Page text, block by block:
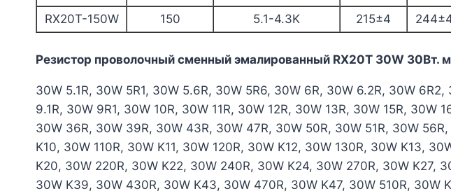
RX20T-150W
150 5.1-4.3K 215±4
Резистор проволочный сменный эмалированный RX20T 30W 30Вт.
30W 5.1R, 30W 5R1, 30W 5.6R, 30W 5R6, 30W 6R, 30W 6.2R, 30W
9.1R, 30W 9R1, 30W 10R, 30W 11R, 30W 12R, 30W 13R, 30W 15R,
30W 36R, 30W 39R, 30W 43R, 30W 47R, 30W 50R, 30W 51R, 30W
K10, 30W 110R, 30W K11, 30W 120R, 30W K12, 30W 130R, 30W K13,
K20, 30W 220R, 30W K22, 30W 240R, 30W K24, 30W 270R, 30W
30W K39, 30W 430R, 30W K43, 30W 470R, 30W K47, 30W 510R,